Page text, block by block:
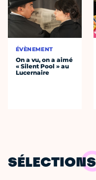
ÉVÈNEMENT
On a vu, on a aimé
« Silent Pool » au
Lucernaire
SÉLECTIONS